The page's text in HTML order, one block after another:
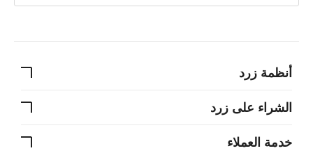
أنظمة زرد
الشراء على زرد
خدمة العملاء